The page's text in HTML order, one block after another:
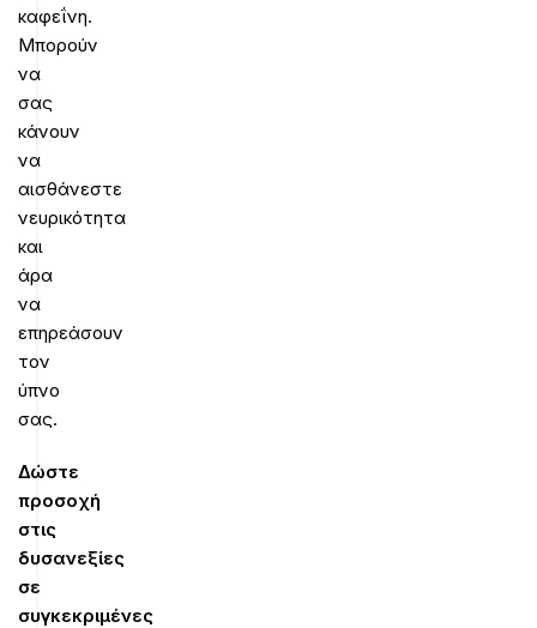
καφεΐνη.
Μπορούν
να
σας
κάνουν
να
αισθάνεστε
νευρικότητα
και
άρα
να
επηρεάσουν
τον
ύπνο
σας.
Δώστε
προσοχή
στις
δυσανεξίες
σε
συγκεκριμένες